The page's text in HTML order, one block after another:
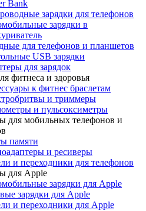
Bank
зарядки для телефонов
зарядки в
для телефонов и планшетов
USB зарядки
для зарядок
фитнеса и здоровья
к фитнес браслетам
и триммеры
и пульсоксиметры
для мобильных телефонов и
памяти
и ресиверы
и переходники для телефонов
для Apple
зарядки для Apple
зарядки для Apple
и переходники для Apple